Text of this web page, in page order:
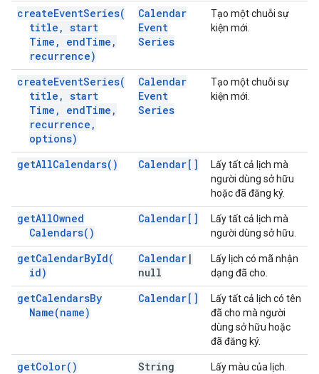
createEventSeries(
title , start
Time , endTime ,
recurrence)
Calendar
Event
Series
Tạo một chuỗi sự
kiện mới.
createEventSeries(
title , start
Time , endTime ,
recurrence ,
options)
Calendar
Event
Series
Tạo một chuỗi sự
kiện mới.
getAllCalendars( ) Calendar[]
Lấy tất cả lịch mà
người dùng sở hữu
hoặc đã đăng ký.
getAllOwned
Calendars( )
Calendar[]
Lấy tất cả lịch mà
người dùng sở hữu.
getCalendarById(
id)
Calendar |
null
Lấy lịch có mã nhận
dạng đã cho.
getCalendarsBy
Name(name)
Calendar[]
Lấy tất cả lịch có tên
đã cho mà người
dùng sở hữu hoặc
đã đăng ký.
getColor( ) String Lấy màu của lịch.